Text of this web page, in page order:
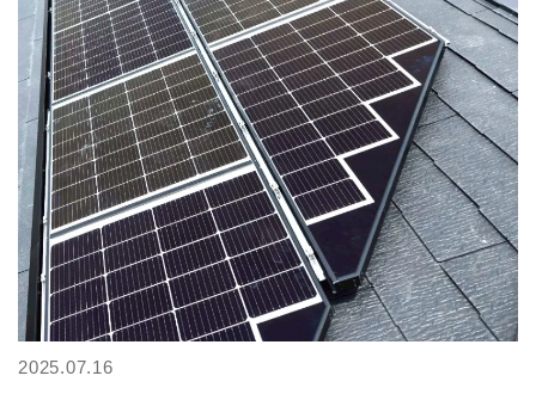
2025.07.16